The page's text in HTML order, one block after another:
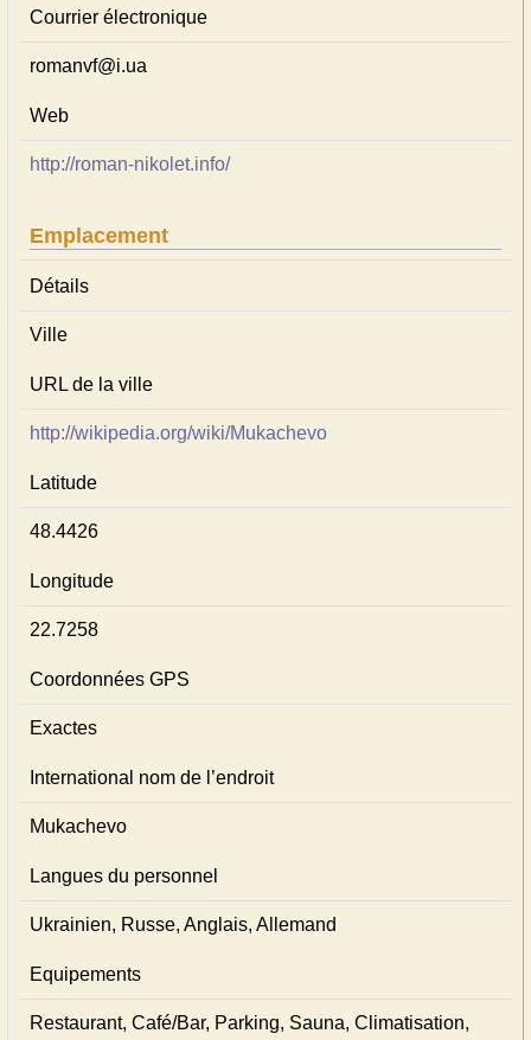
Courrier électronique
romanvf@i.ua
Web
http://roman-nikolet.info/
Emplacement
Détails
Ville
URL de la ville
http://wikipedia.org/wiki/Mukachevo
Latitude
48.4426
Longitude
22.7258
Coordonnées GPS
Exactes
International nom de l’endroit
Mukachevo
Langues du personnel
Ukrainien, Russe, Anglais, Allemand
Equipements
Restaurant, Café/Bar, Parking, Sauna, Climatisation,